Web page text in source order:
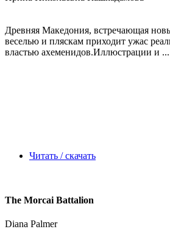
Древняя Македония, встречающая
веселью и пляскам приходит ужас
властью ахеменидов.Иллюстрации и ...
Читать / скачать
The Morcai Battalion
Diana Palmer